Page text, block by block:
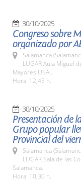
30/10/2025
Congreso sobre
organizado por
Salamanca
LUGAR Aula Miguel
Mayores USAL.
Hora: 12,45 h.
30/10/2025
Presentación de
Grupo popular
Provincial del
Salamanca
LUGAR Sala de las
Salamanca.
Hora: 10,30 h.